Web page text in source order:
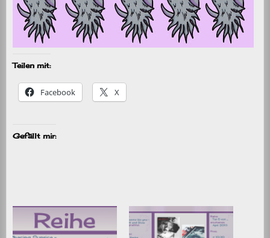
Teilen mit:
Facebook X
Gefällt mir: